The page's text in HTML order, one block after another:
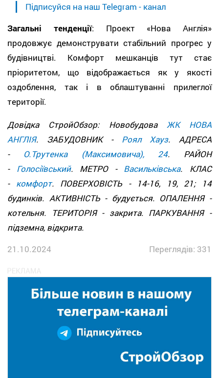
Підписуйся на наш Telegram - канал
Загальні тенденції: Проект «Нова Англія»
продовжує демонструвати стабільний прогрес у
будівництві. Комфорт мешканців тут стає
пріоритетом, що відображається як у якості
оздоблення, так і в облаштуванні прилеглої
території.
Довідка СтройОбзор: Новобудова ЖК НОВА
АНГЛІЯ. ЗАБУДОВНИК - Роял Хауз. АДРЕСА
- О.Трутенка (Максимовича), 24. РАЙОН
- Голосіївський. МЕТРО - Васильківська. КЛАС
- комфорт. ПОВЕРХОВІСТЬ - 14-16, 19, 21; 14
будинків. АКТИВНІСТЬ - будується. ОПАЛЕННЯ -
котельня. ТЕРИТОРІЯ - закрита. ПАРКУВАННЯ -
підземна, відкрита.
21.10.2024
Переглядів: 331